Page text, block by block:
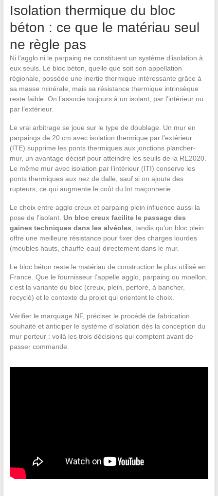
Isolation thermique du bloc
béton : ce que le matériau seul
ne règle pas
Ni l’agglo ni le parpaing ne constituent un système d’isolation à
eux seuls. Le bloc béton, quelle que soit son appellation
régionale, possède une inertie thermique intéressante grâce à
sa masse minérale, mais sa résistance thermique intrinsèque
reste faible. On l’associe toujours à un isolant, par l’intérieur ou
par l’extérieur.
Le vrai arbitrage se joue sur le type de doublage. Un mur en
parpaings de 20 cm avec isolation thermique par l’extérieur
(ITE) supprime les ponts thermiques aux jonctions plancher-
mur, un avantage décisif pour atteindre les seuils de la RE2020.
Le même mur avec isolation par l’intérieur (ITI) conserve les
ponts thermiques aux nez de dalle, sauf si on ajoute des
rupteurs, ce qui augmente le coût du lot maçonnerie.
Le choix entre agglo creux et parpaing plein influence aussi la
pose de l’isolant. Un bloc creux facilite le passage des
gaines techniques dans les alvéoles , tandis qu’un bloc plein
offre une meilleure résistance pour fixer des charges lourdes
(meubles hauts, chauffe-eau) directement dans le mur.
Le bloc béton reste le matériau de construction le plus utilisé en
France. Que le fournisseur l’appelle agglo, parpaing ou moellon,
c’est la variante du bloc (creux, plein, perforé, à bancher,
recyclé) et le contexte du projet qui orientent le choix.
Vérifier le marquage NF, préciser le procédé de fabrication
souhaité et anticiper le système d’isolation dès la conception du
mur porteur : voilà les trois décisions qui comptent avant de
passer commande.